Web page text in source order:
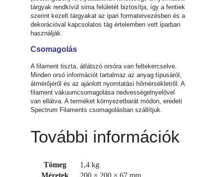
tárgyak rendkívül sima felületét biztosítja, így a fentiek
szerint kezelt tárgyakat az ipari formatervezésben és a
dekorációval kapcsolatos tág értelemben vett iparban
használják.
Csomagolás
A filament tiszta, átlátszó orsóra van feltekercselve.
Minden orsó információt tartalmaz az anyag típusáról,
átmérőjéről és az ajánlott nyomtatási hőmérsékletről. A
filament vákuumcsomagolása nedvességelnyelővel
van ellátva. A terméket környezetbarát módon, eredeti
Spectrum Filaments csomagolásban szállítjuk.
További információk
Tömeg
1,4 kg